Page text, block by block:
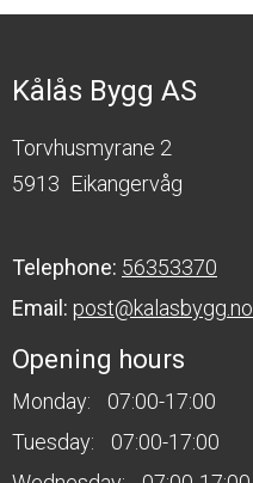
Kålås Bygg AS
Torvhusmyrane 2
5913 Eikangervåg
Telephone: 56353370
Email: post@kalasbygg.no
Opening hours
Monday:
07:00-17:00
Tuesday:
07:00-17:00